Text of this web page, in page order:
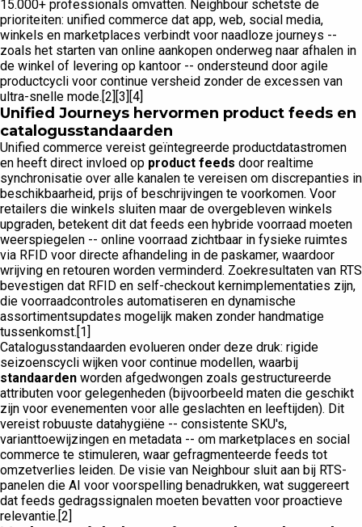
15.000+ professionals omvatten. Neighbour schetste de
prioriteiten: unified commerce dat app, web, social media,
winkels en marketplaces verbindt voor naadloze journeys --
zoals het starten van online aankopen onderweg naar afhalen in
de winkel of levering op kantoor -- ondersteund door agile
productcycli voor continue versheid zonder de excessen van
ultra-snelle mode.[2][3][4]
Unified Journeys hervormen product feeds en
catalogusstandaarden
Unified commerce vereist geïntegreerde productdatastromen
en heeft direct invloed op product feeds door realtime
synchronisatie over alle kanalen te vereisen om discrepanties in
beschikbaarheid, prijs of beschrijvingen te voorkomen. Voor
retailers die winkels sluiten maar de overgebleven winkels
upgraden, betekent dit dat feeds een hybride voorraad moeten
weerspiegelen -- online voorraad zichtbaar in fysieke ruimtes
via RFID voor directe afhandeling in de paskamer, waardoor
wrijving en retouren worden verminderd. Zoekresultaten van RTS
bevestigen dat RFID en self-checkout kernimplementaties zijn,
die voorraadcontroles automatiseren en dynamische
assortimentsupdates mogelijk maken zonder handmatige
tussenkomst.[1]
Catalogusstandaarden evolueren onder deze druk: rigide
seizoenscycli wijken voor continue modellen, waarbij
standaarden worden afgedwongen zoals gestructureerde
attributen voor gelegenheden (bijvoorbeeld maten die geschikt
zijn voor evenementen voor alle geslachten en leeftijden). Dit
vereist robuuste datahygiëne -- consistente SKU's,
varianttoewijzingen en metadata -- om marketplaces en social
commerce te stimuleren, waar gefragmenteerde feeds tot
omzetverlies leiden. De visie van Neighbour sluit aan bij RTS-
panelen die AI voor voorspelling benadrukken, wat suggereert
dat feeds gedragssignalen moeten bevatten voor proactieve
relevantie.[2]